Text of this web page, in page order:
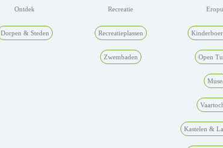
Ontdek
Dorpen & Steden
Recreatie
Recreatieplassen
Zwembaden Open
Kastelen &